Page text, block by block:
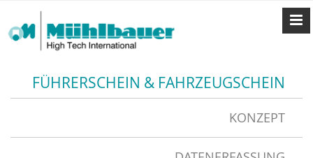
FÜHRERSCHEIN & FAHRZEUGSCHEIN
KONZEPT